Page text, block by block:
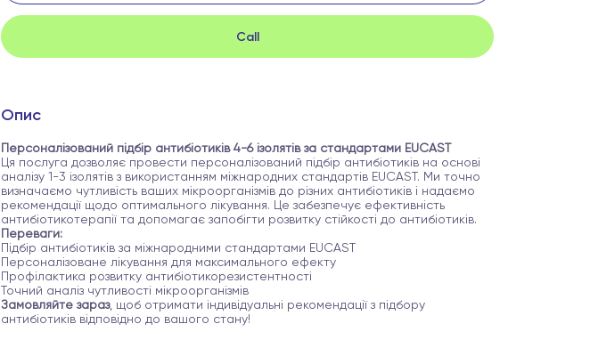
Call
Опис
Персоналізований підбір антибіотиків 4-6 ізолятів за стандартами EUCAST
Ця послуга дозволяє провести персоналізований підбір антибіотиків на основі
аналізу 1-3 ізолятів з використанням міжнародних стандартів EUCAST. Ми точно
визначаємо чутливість ваших мікроорганізмів до різних антибіотиків і надаємо
рекомендації щодо оптимального лікування. Це забезпечує ефективність
антибіотикотерапії та допомагає запобігти розвитку стійкості до антибіотиків.
Переваги:
Підбір антибіотиків за міжнародними стандартами EUCAST
Персоналізоване лікування для максимального ефекту
Профілактика розвитку антибіотикорезистентності
Точний аналіз чутливості мікроорганізмів
Замовляйте зараз, щоб отримати індивідуальні рекомендації з підбору
антибіотиків відповідно до вашого стану!